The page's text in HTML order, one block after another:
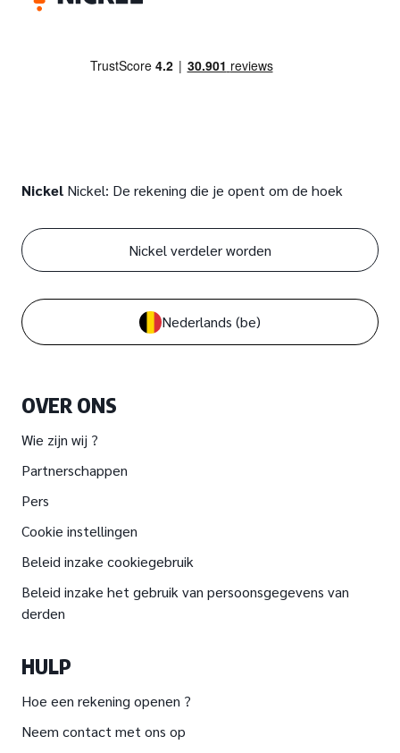
Nickel Nickel: De rekening die je opent om de hoek
OVER ONS
Wie zijn wij ?
Partnerschappen
Pers
Cookie instellingen
Beleid inzake cookiegebruik
Beleid inzake het gebruik van persoonsgegevens van
derden
HULP
Hoe een rekening openen ?
Neem contact met ons op
Nickel verdeler worden
Nederlands (be)